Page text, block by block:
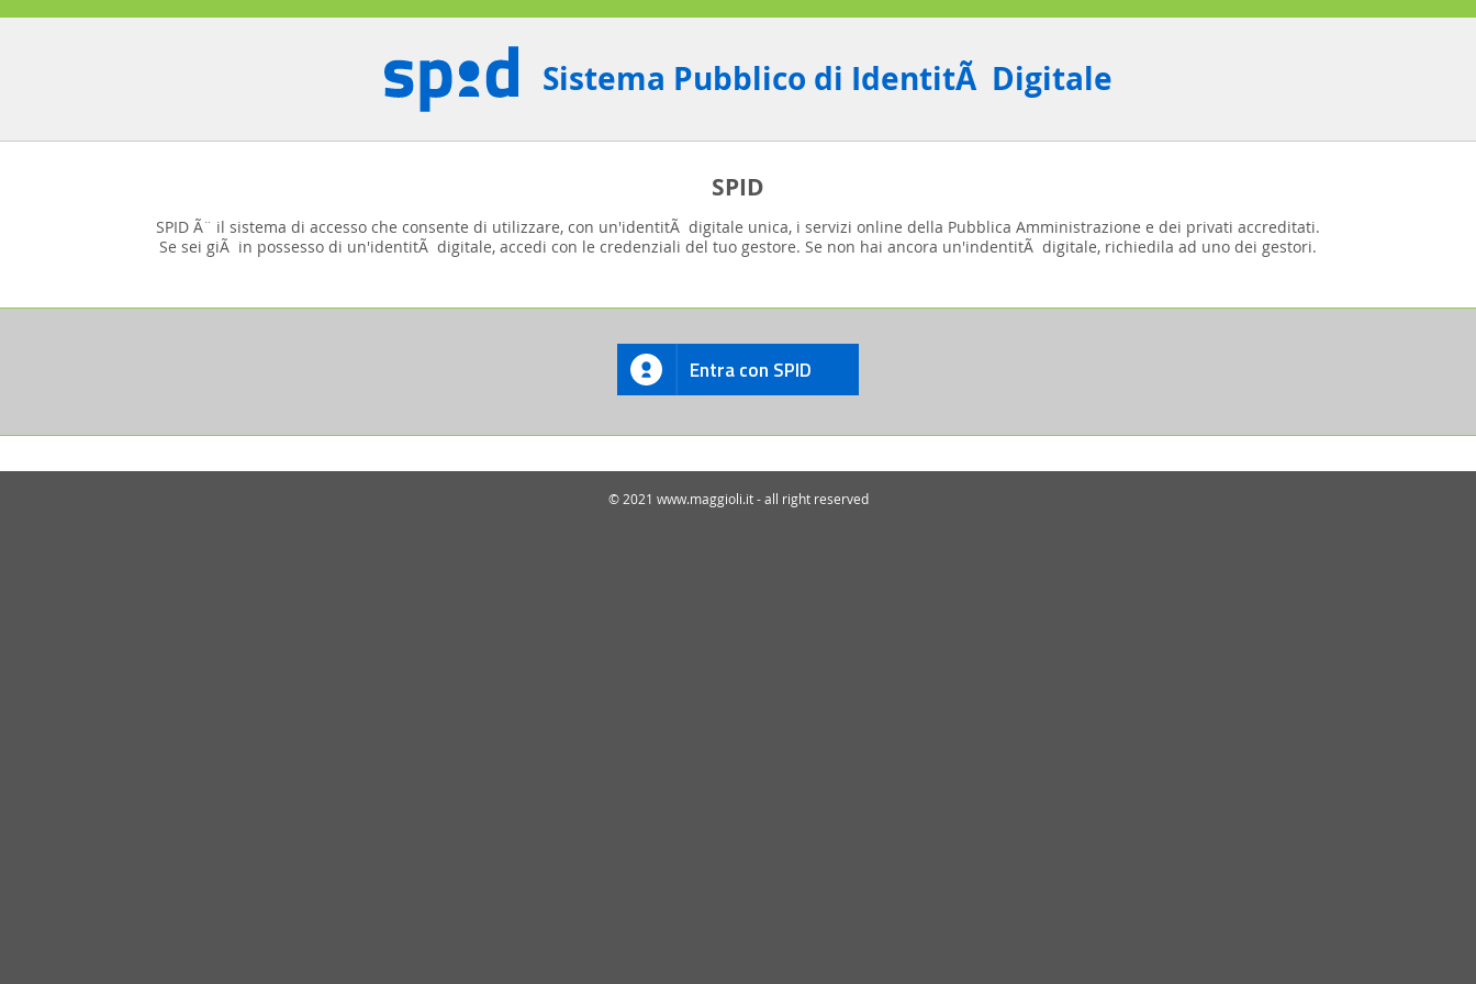
Sistema Pubblico di IdentitÃ Digitale
SPID
SPID Ã¨ il sistema di accesso che consente di utilizzare, con un'identitÃ digitale unica, i servizi online della Pubblica Amministrazione e dei privati accreditati.
Se sei giÃ in possesso di un'identitÃ digitale, accedi con le credenziali del tuo gestore. Se non hai ancora un'indentitÃ digitale, richiedila ad uno dei gestori.
Entra con SPID
© 2021 www.maggioli.it - all right reserved